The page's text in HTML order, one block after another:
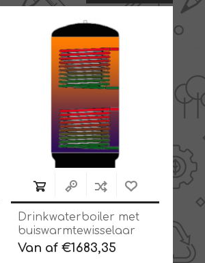
Drinkwaterboiler met
buiswarmtewisselaar
Van af €1683,35